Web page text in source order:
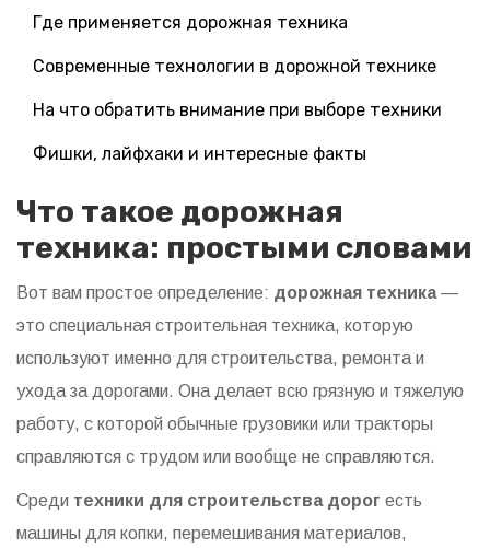
Где применяется дорожная техника
Современные технологии в дорожной технике
На что обратить внимание при выборе техники
Фишки, лайфхаки и интересные факты
Что такое дорожная
техника: простыми словами
Вот вам простое определение: дорожная техника—
это специальная строительная техника, которую
используют именно для строительства, ремонта и
ухода за дорогами. Она делает всю грязную и тяжелую
работу, с которой обычные грузовики или тракторы
справляются с трудом или вообще не справляются.
Среди техники для строительства дорог есть
машины для копки, перемешивания материалов,